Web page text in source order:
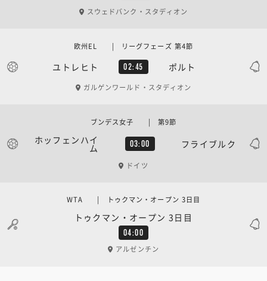
スウェドバンク・スタディオン
ユトレヒト 02:45 ポルト
欧州EL | リーグフェーズ 第4節
ガルゲンワールド・スタディオン
ホッフェンハイ
ム 03:00 フライブルク
ブンデス女子 | 第9節
ドイツ
04:00
トゥクマン・オープン 3日目
WTA | トゥクマン・オープン 3日目
アルゼンチン